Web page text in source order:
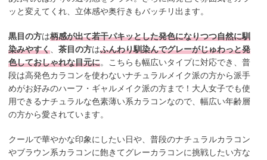
ッと変えてくれ、立体感や奥行きもバッチリ出ます。
黒目の方は柄感が出て若干パキッとした発色になりつつ自然に馴
染みやすく 、茶目の方はふんわり馴染んでグレーがじゅわっと発
色しておしゃれな目元に。こちらも幅広いタイプに対応でき、普
段は高発色カラコンを使わないナチュラルメイク派の方から派手
めがお好みのハーフ・ギャルメイク派の方まで！大人女子でも使
用できるナチュラルな色素薄い系カラコンなので、幅広い年齢層
の方から愛されています。
クールで華やかな印象にしたい日や、普段のナチュラルカラコン
やブラウン系カラコンに飽きてグレーカラコンに挑戦したい方な